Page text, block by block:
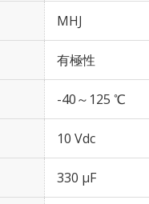
MHJ
有極性
-40～125 ℃
10 Vdc
330 µF